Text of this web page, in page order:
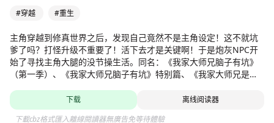
#穿越 #重生
主角穿越到修真世界之后，发现自己竟然不是主角设定！这不就坑
爹了吗？打怪升级不重要了！活下去才是关键啊！于是炮灰NPC开
始了寻找主角大腿的没节操生活。同名：《我家大师兄脑子有坑》
（第一季）、《我家大师兄脑子有坑》特别篇、《我家大师兄是个
下载
离线阅读器
下載cbz格式匯入離線閱讀器無廣告免等待體驗